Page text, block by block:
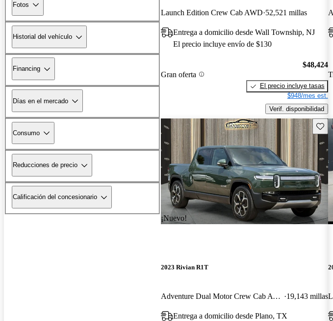
Fotos
Historial del vehículo
Financing
Días en el mercado
Consumo
Reducciones de precio
Calificación del concesionario
Launch Edition Crew Cab AWD 52,521 millas
Entrega a domicilio desde Wall Township, NJ
El precio incluye envío de $130
Gran oferta
$48,424
El precio incluye tasas
$948/mes est.
Verif. disponibilidad
¡Nuevo!
2023 Rivian R1T
Adventure Dual Motor Crew Cab AWD 19,143 millas
Entrega a domicilio desde Plano, TX